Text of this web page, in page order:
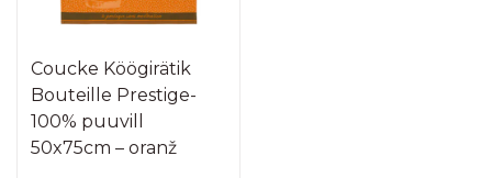
Coucke Köögirätik
Bouteille Prestige-
100% puuvill
50x75cm – oranž